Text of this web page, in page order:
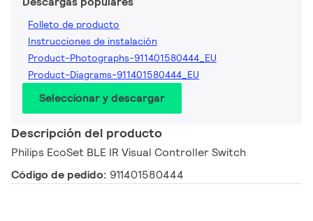
Folleto de producto
Instrucciones de instalación
Product-Photographs-911401580444_EU
Product-Diagrams-911401580444_EU
Seleccionar y descargar
Descripción del producto
Philips EcoSet BLE IR Visual Controller Switch
Código de pedido: 911401580444